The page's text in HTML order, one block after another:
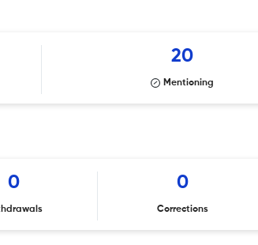
20
Mentioning
0 0
Corrections